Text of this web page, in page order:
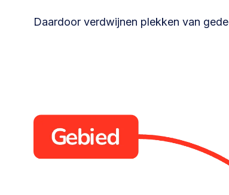
Daardoor verdwijnen plekken van